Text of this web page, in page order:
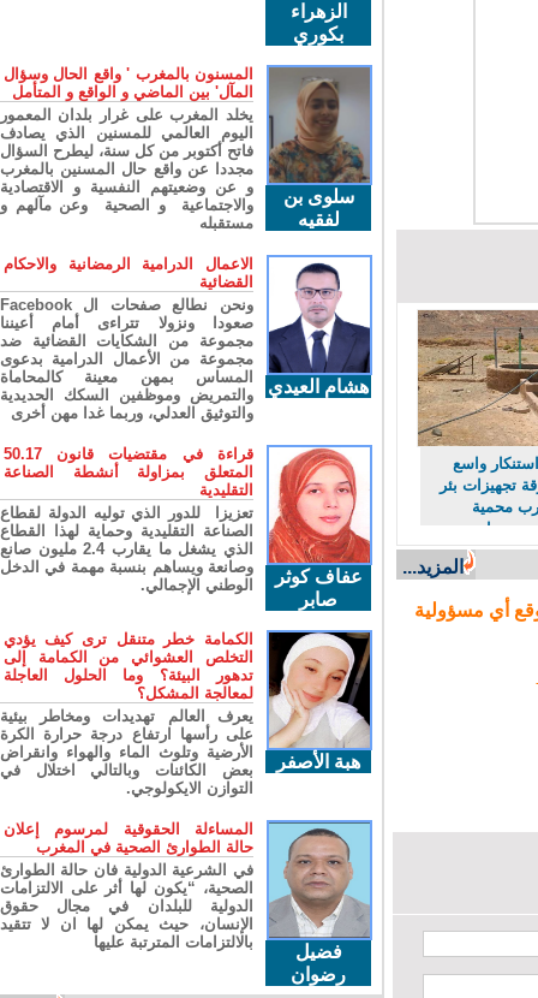
واسع
تجهيزات بئر
محمية
مورد حيوي
المزيد...
أي مسؤولية
الزهراء
بكوري
سلوى بن
لفقيه
المسنون بالمغرب ' واقع الحال وسؤال
المآل' بين الماضي و الواقع و المتأمل
يخلد المغرب على غرار بلدان المعمور
اليوم العالمي للمسنين الذي يصادف
فاتح أكتوبر من كل سنة، ليطرح السؤال
مجددا عن واقع حال المسنين بالمغرب
و عن وضعيتهم النفسية و الاقتصادية
والاجتماعية و الصحية وعن مآلهم و
مستقبله
هشام العيدي
الاعمال الدرامية الرمضانية والاحكام
القضائية
ونحن نطالع صفحات ال Facebook
صعودا ونزولا تتراءى أمام أعيننا
مجموعة من الشكايات القضائية ضد
مجموعة من الأعمال الدرامية بدعوى
المساس بمهن معينة كالمحاماة
والتمريض وموظفين السكك الحديدية
والتوثيق العدلي، وربما غدا مهن أخرى
عفاف كوثر
صابر
قراءة في مقتضيات قانون 50.17
المتعلق بمزاولة أنشطة الصناعة
التقليدية
تعزيزا للدور الذي توليه الدولة لقطاع
الصناعة التقليدية وحماية لهذا القطاع
الذي يشغل ما يقارب 2.4 مليون صانع
وصانعة ويساهم بنسبة مهمة في الدخل
الوطني الإجمالي.
هبة الأصفر
الكمامة خطر متنقل ترى كيف يؤدي
التخلص العشوائي من الكمامة إلى
تدهور البيئة؟ وما الحلول العاجلة
لمعالجة المشكل؟
يعرف العالم تهديدات ومخاطر بيئية
على رأسها ارتفاع درجة حرارة الكرة
الأرضية وتلوث الماء والهواء وانقراض
بعض الكائنات وبالتالي اختلال في
التوازن الايكولوجي.
فضيل
رضوان
المساءلة الحقوقية لمرسوم إعلان
حالة الطوارئ الصحية في المغرب
في الشرعية الدولية فان حالة الطوارئ
الصحية، “يكون لها أثر على الالتزامات
الدولية للبلدان في مجال حقوق
الإنسان، حيث يمكن لها ان لا تتقيد
بالالتزامات المترتبة عليها